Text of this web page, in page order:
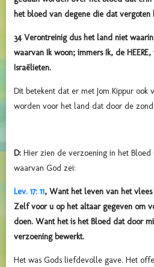
het bloed van degene die dat vergoten
34 Verontreinig dus het land niet
waarvan Ik woon; immers Ik, de
Israëlieten.
Dit betekent dat er met Jom Kippur ook
worden voor het land dat door de
D: Hier zien de verzoening in het
waarvan God zei:
Lev. 17: 11, Want het leven van het
Zelf voor u op het altaar gegeven om
doen. Want het is het Bloed dat door
verzoening bewerkt.
Het was Gods liefdevolle gave. Het